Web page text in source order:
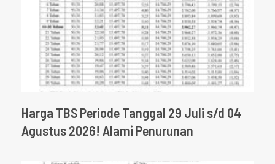
Harga TBS Periode Tanggal 29 Juli s/d 04
Agustus 2026! Alami Penurunan